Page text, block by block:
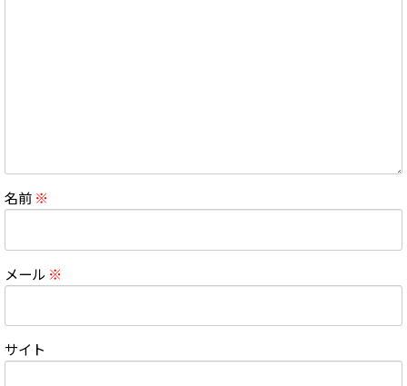
名前 ※
メール ※
サイト